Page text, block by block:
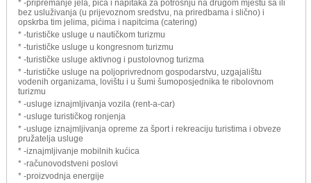
* -pripremanje jela, pića i napitaka za potrošnju na drugom mjestu sa ili
bez usluživanja (u prijevoznom sredstvu, na priredbama i slično) i
opskrba tim jelima, pićima i napitcima (catering)
* -turističke usluge u nautičkom turizmu
* -turističke usluge u kongresnom turizmu
* -turističke usluge aktivnog i pustolovnog turizma
* -turističke usluge na poljoprivrednom gospodarstvu, uzgajalištu
vodenih organizama, lovištu i u šumi šumoposjednika te ribolovnom
turizmu
* -usluge iznajmljivanja vozila (rent-a-car)
* -usluge turističkog ronjenja
* -usluge iznajmljivanja opreme za šport i rekreaciju turistima i obveze
pružatelja usluge
* -iznajmljivanje mobilnih kućica
* -računovodstveni poslovi
* -proizvodnja energije